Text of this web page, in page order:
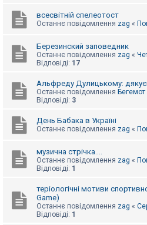
и
П
ш
к
всесвітній спелеотост
Останнє повідомлення zag «
Березинский заповедник
Останнє повідомлення zag «
Відповіді: 17
Альфреду Дулицькому:
Останнє повідомлення Бегемот
Відповіді: 3
День Бабака в Україні
Останнє повідомлення zag «
музична стрічка....
Останнє повідомлення zag «
Відповіді: 1
теріологічні мотиви
Game)
Останнє повідомлення zag «
Відповіді: 1